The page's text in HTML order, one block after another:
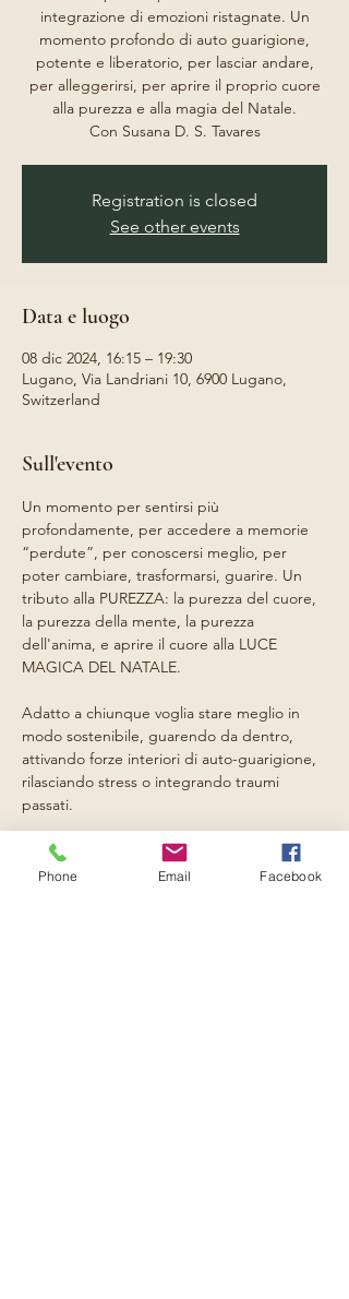
integrazione di emozioni ristagnate. Un
momento profondo di auto guarigione,
potente e liberatorio, per lasciar andare,
per alleggerirsi, per aprire il proprio cuore
alla purezza e alla magia del Natale.
Con Susana D. S. Tavares
Registration is closed
See other events
Data e luogo
08 dic 2024, 16:15 – 19:30
Lugano, Via Landriani 10, 6900 Lugano,
Switzerland
Sull'evento
Un momento per sentirsi più
profondamente, per accedere a memorie
“perdute”, per conoscersi meglio, per
poter cambiare, trasformarsi, guarire. Un
tributo alla PUREZZA: la purezza del cuore,
la purezza della mente, la purezza
dell'anima, e aprire il cuore alla LUCE
MAGICA DEL NATALE.
Adatto a chiunque voglia stare meglio in
modo sostenibile, guarendo da dentro,
attivando forze interiori di auto-guarigione,
rilasciando stress o integrando traumi
passati.
Una sessione aperta a tutti (>21).
Phone Email Facebook